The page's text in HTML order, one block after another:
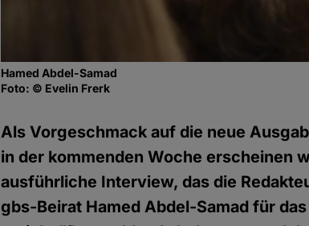
Hamed Abdel-Samad
Foto: © Evelin Frerk
Als Vorgeschmack auf die neue
in der kommenden Woche erscheinen
ausführliche Interview, das die
gbs-Beirat Hamed Abdel-Samad für